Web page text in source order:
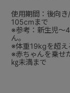
使用期間：後向
105cmまで
※参考：新生児～
ん。
※体重19kgを超え
※赤ちゃんを乗せ
㎏未満まで